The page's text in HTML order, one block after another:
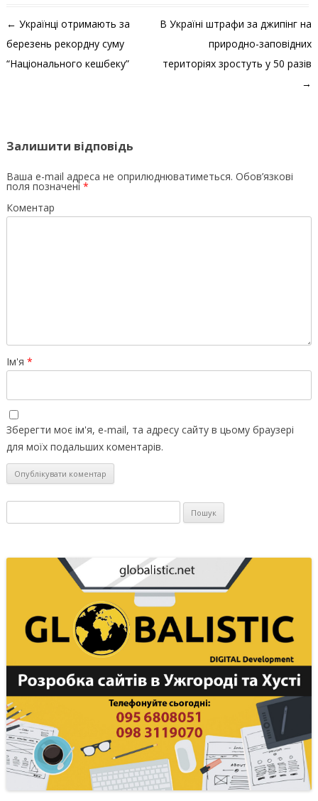
Навігація по запису
← Українці отримають за
березень рекордну суму
“Національного кешбеку”
В Україні штрафи за джипінг на
природно-заповідних
територіях зростуть у 50 разів
→
Залишити відповідь
Ваша e-mail адреса не оприлюднюватиметься. Обов’язкові
поля позначені *
Коментар
Ім'я *
Зберегти моє ім'я, e-mail, та адресу сайту в цьому браузері
для моїх подальших коментарів.